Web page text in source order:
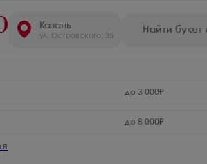
Казань
ул. Островского, 35
до 3 000₽
до 8 000₽